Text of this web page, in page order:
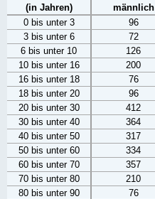
(in Jahren) männlich
0 bis unter 3
96
3 bis unter 6
72
6 bis unter 10
126
10 bis unter 16
200
16 bis unter 18
76
18 bis unter 20
96
20 bis unter 30
412
30 bis unter 40
364
40 bis unter 50
317
50 bis unter 60
334
60 bis unter 70
357
70 bis unter 80
210
80 bis unter 90
76